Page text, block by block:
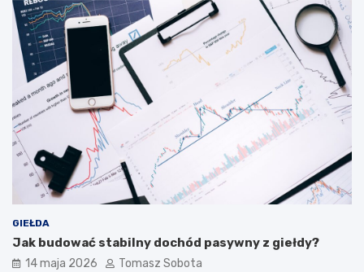
GIEŁDA
Jak budować stabilny dochód pasywny z giełdy?
14 maja 2026 Tomasz Sobota